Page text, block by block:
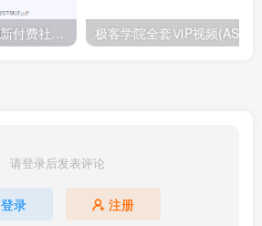
【每天都会更新】最新付费社群公众号文章 极客学院全套ⅥP视频(AS版)
请登录后发表评论
登录 注册